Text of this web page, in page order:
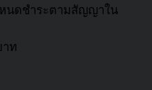
นดชำระตามสัญญาใน
าท